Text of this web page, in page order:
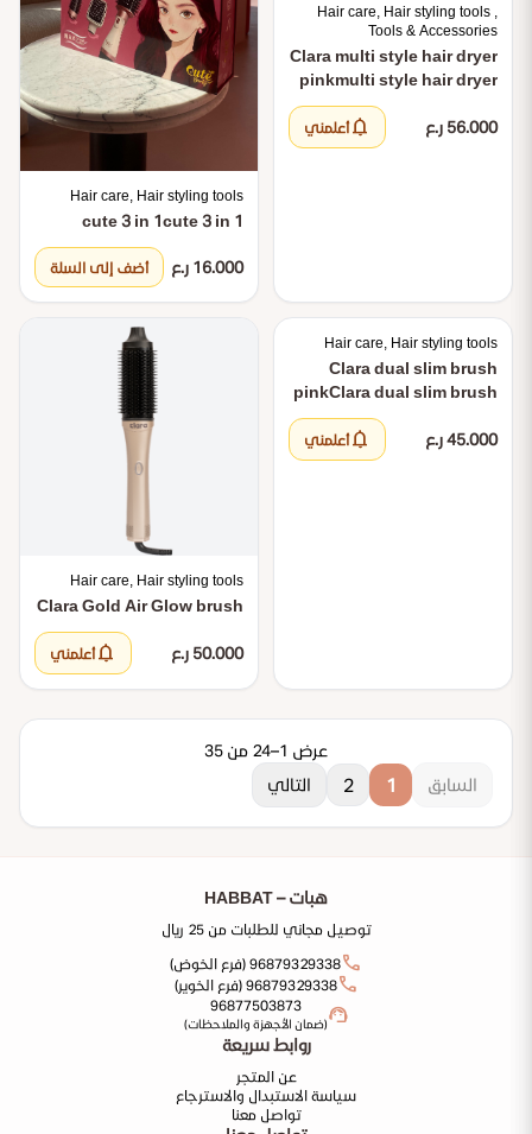
Hair care, Hair styling tools ,
Tools & Accessories
Clara multi style hair dryer
pinkmulti style hair dryer
56.000 ر.ع
notificationsأعلمني
Hair care, Hair styling tools
cute 3 in 1cute 3 in 1
16.000 ر.ع أضف إلى السلة
Hair care, Hair styling tools
Clara dual slim brush
pinkClara dual slim brush
45.000 ر.ع
notificationsأعلمني
Hair care, Hair styling tools
Clara Gold Air Glow brush
50.000 ر.ع notificationsأعلمني
عرض 1–24 من 35
السابق
1
2 التالي
هبات – HABBAT
توصيل مجاني للطلبات من 25 ريال
call96879329338 (فرع الخوض)
call96879329338 (فرع الخوير)
support_agent
96877503873
(ضمان الأجهزة والملاحظات)
روابط سريعة
عن المتجر
سياسة الاستبدال والاسترجاع
تواصل معنا